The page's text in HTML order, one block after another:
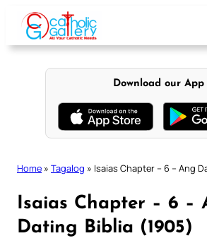
content
Download our App
Home » Tagalog » Isaias Chapter – 6 – Ang
Isaias Chapter – 6 –
Dating Biblia (1905)